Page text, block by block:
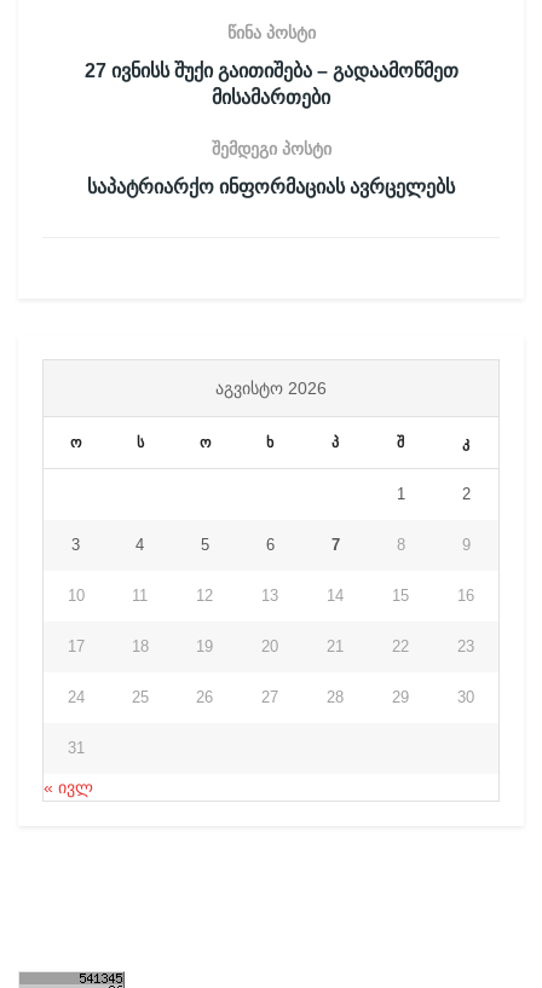
წინა პოსტი
27 ივნისს შუქი გაითიშება – გადაამოწმეთ
მისამართები
შემდეგი პოსტი
საპატრიარქო ინფორმაციას ავრცელებს
ᲐᲒᲕᲘᲡᲢᲝ 2026
ო ს ო ხ პ შ კ
1 2
3 4 5 6 7 8 9
10 11 12 13 14 15 16
17 18 19 20 21 22 23
24 25 26 27 28 29 30
31
« ივლ